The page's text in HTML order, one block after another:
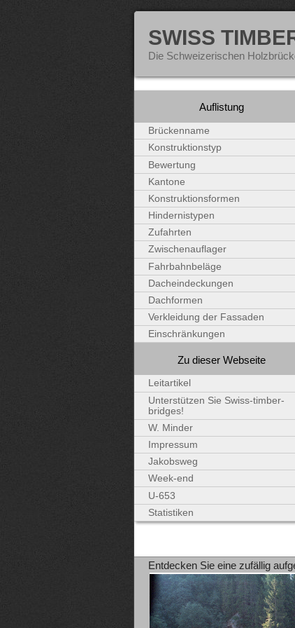
SWISS
Die Schweizerischen
Auflistung
Brückenname
Konstruktionstyp
Bewertung
Kantone
Konstruktionsformen
Hindernistypen
Zufahrten
Zwischenauflager
Fahrbahnbeläge
Dacheindeckungen
Dachformen
Verkleidung der Fassaden
Einschränkungen
Zu dieser Webseite
Leitartikel
Unterstützen Sie Swiss-timber-
bridges!
W. Minder
Impressum
Jakobsweg
Week-end
U-653
Statistiken
Entdecken Sie eine zufällig